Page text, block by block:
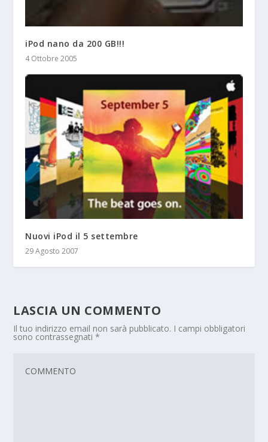
iPod nano da 200 GB!!!
4 Ottobre 2005
Nuovi iPod il 5 settembre
29 Agosto 2007
LASCIA UN COMMENTO
Il tuo indirizzo email non sarà pubblicato. I campi obbligatori
sono contrassegnati*